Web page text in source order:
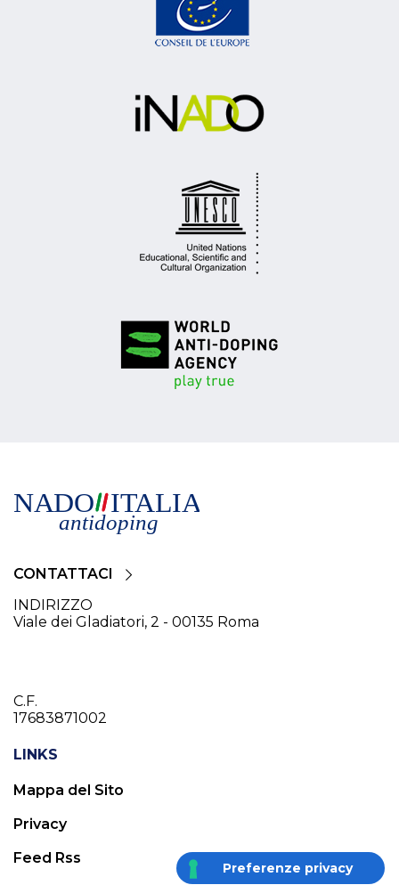
CONTATTACI
INDIRIZZO
Viale dei Gladiatori, 2 - 00135 Roma
C.F.
17683871002
LINKS
Mappa del Sito
Privacy
Feed Rss